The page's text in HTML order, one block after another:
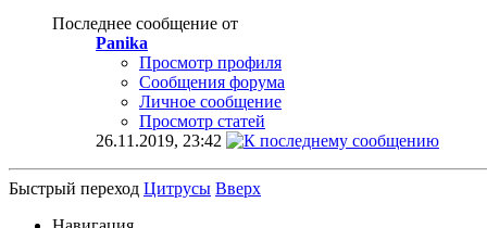
Последнее сообщение от
Panika
Просмотр профиля
Сообщения форума
Личное сообщение
Просмотр статей
26.11.2019, 23:42
Быстрый переход Цитрусы Вверх